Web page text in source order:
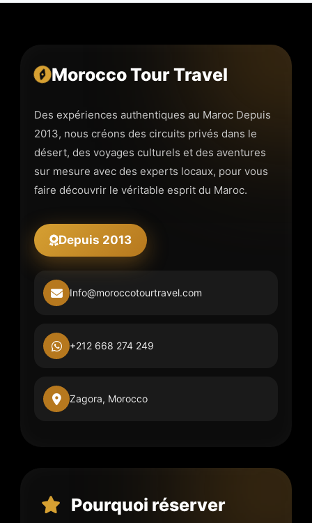
Morocco Tour Travel
Des expériences authentiques au Maroc Depuis
2013, nous créons des circuits privés dans le
désert, des voyages culturels et des aventures
sur mesure avec des experts locaux, pour vous
faire découvrir le véritable esprit du Maroc.
Depuis 2013
Info@moroccotourtravel.com
+212 668 274 249
Zagora, Morocco
Pourquoi réserver